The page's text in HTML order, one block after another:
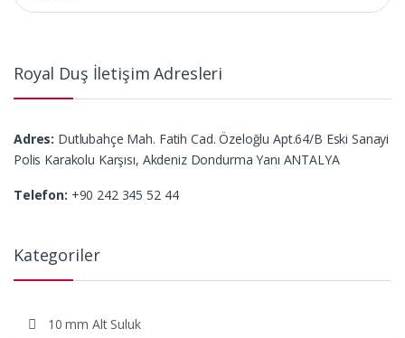
Royal Duş İletişim Adresleri
Adres: Dutlubahçe Mah. Fatih Cad. Özeloğlu Apt.64/B Eski Sanayi
Polis Karakolu Karşısı, Akdeniz Dondurma Yanı ANTALYA
Telefon: +90 242 345 52 44
Kategoriler
10 mm Alt Suluk